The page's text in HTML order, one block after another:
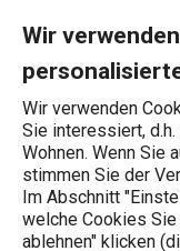
Wir
Wir verwenden
Sie interessiert,
Wohnen. Wenn Sie
stimmen Sie der
Im Abschnitt
welche Cookies
ablehnen" klicken
Wonach suchen Sie?
Trinkgläser
Trinkglas